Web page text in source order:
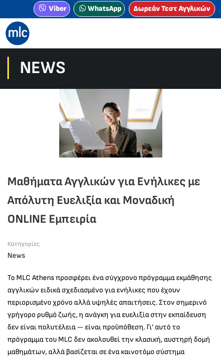
Viber WhatsApp Δωρεάν Τεστ Αγγλικών
NEWS
Μαθήματα Αγγλικών για Ενήλικες με
Απόλυτη Ευελιξία και Μοναδική
ONLINE Εμπειρία
Κατηγορίες
News
To MLC Athens προσφέρει ένα σύγχρονο πρόγραμμα εκμάθησης
αγγλικών ειδικά σχεδιασμένο για ενήλικες που έχουν
περιορισμένο χρόνο αλλά υψηλές απαιτήσεις. Στον σημερινό
γρήγορο ρυθμό ζωής, η ανάγκη για ευελιξία στην εκπαίδευση
δεν είναι πολυτέλεια — είναι προϋπόθεση. Γι’ αυτό το
πρόγραμμα του MLC δεν ακολουθεί την κλασική, αυστηρή δομή
μαθημάτων, αλλά βασίζεται σε ένα καινοτόμο σύστημα